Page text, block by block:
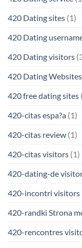
420 Dating sites (1)
420 Dating
420 Dating visitors
420 Dating
420 free dating sites
420-citas espa?a (1)
420-citas review (1)
420-citas visitors (1)
420-dating-de
420-incontri visitors
420-randki Strona
420-rencontres